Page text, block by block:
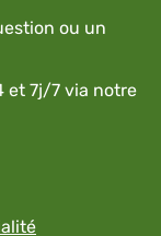
ou un
et 7j/7 via notre